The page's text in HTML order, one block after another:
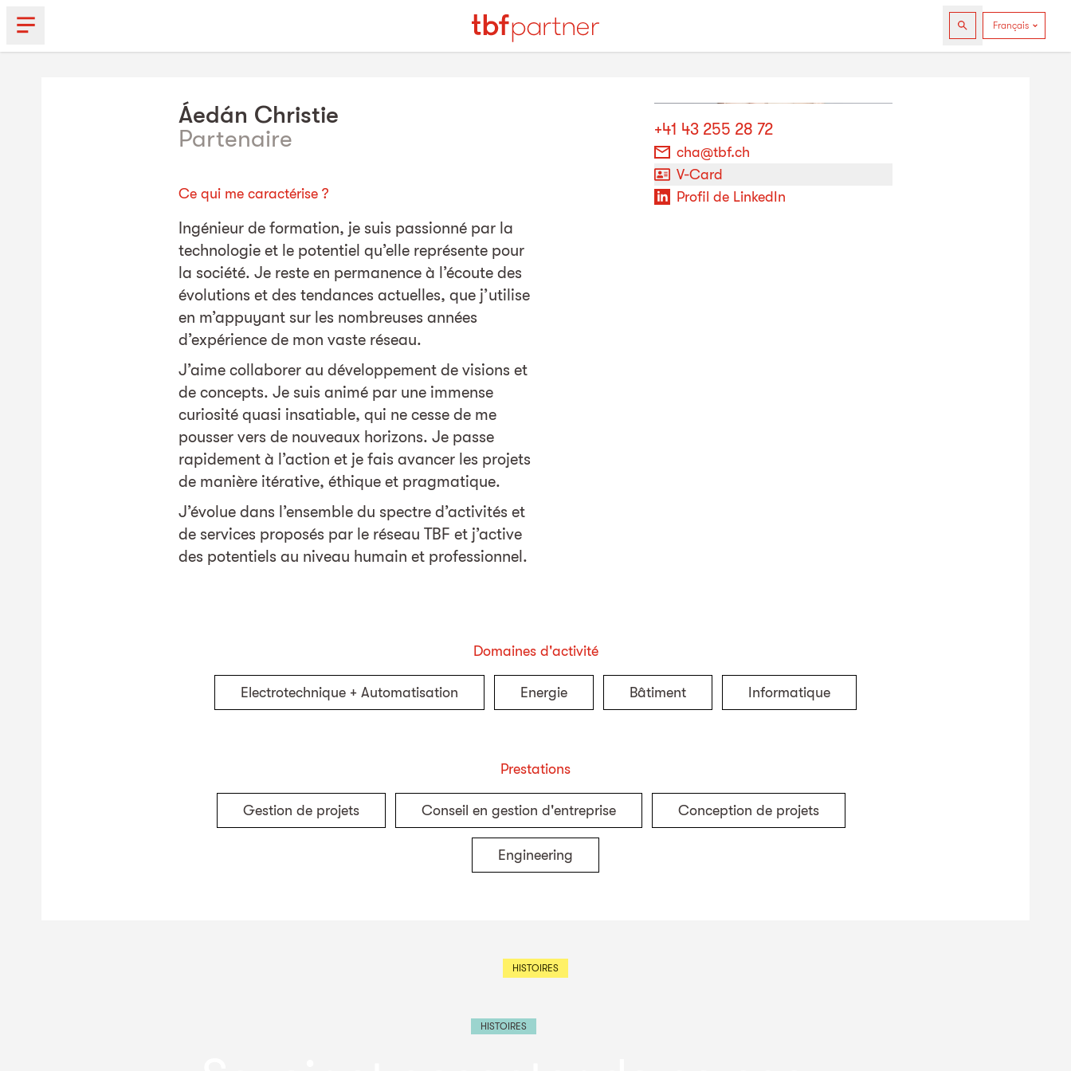
Áedán Christie
Partenaire
Ce qui me caractérise ?
Ingénieur de formation, je suis passionné par la
technologie et le potentiel qu’elle représente pour
la société. Je reste en permanence à l’écoute des
évolutions et des tendances actuelles, que j’utilise
en m’appuyant sur les nombreuses années
d’expérience de mon vaste réseau.
J’aime collaborer au développement de visions et
de concepts. Je suis animé par une immense
curiosité quasi insatiable, qui ne cesse de me
pousser vers de nouveaux horizons. Je passe
rapidement à l’action et je fais avancer les projets
de manière itérative, éthique et pragmatique.
J’évolue dans l’ensemble du spectre d’activités et
de services proposés par le réseau TBF et j’active
des potentiels au niveau humain et professionnel.
+41 43 255 28 72
cha@tbf.ch
V-Card
Profil de LinkedIn
Domaines d'activité
Electrotechnique + Automatisation Energie Bâtiment Informatique
Prestations
Gestion de projets Conseil en gestion d'entreprise Conception de projets
Engineering
HISTOIRES
HISTOIRES